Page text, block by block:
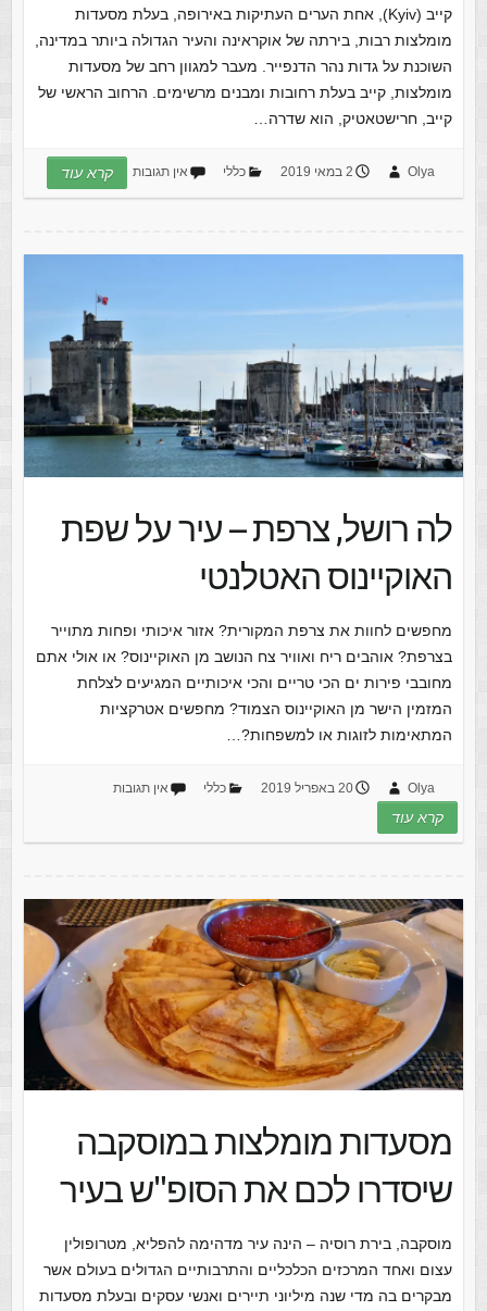
קייב (Kyiv), אחת הערים העתיקות באירופה, בעלת מסעדות
מומלצות רבות, בירתה של אוקראינה והעיר הגדולה ביותר במדינה,
השוכנת על גדות נהר הדנפייר. מעבר למגוון רחב של מסעדות
מומלצות, קייב בעלת רחובות ומבנים מרשימים. הרחוב הראשי של
קייב, חרישטאטיק, הוא שדרה…
Olya 2 במאי 2019 כללי אין תגובות קרא עוד
לה רושל, צרפת – עיר על שפת
האוקיינוס האטלנטי
מחפשים לחוות את צרפת המקורית? אזור איכותי ופחות מתוייר
בצרפת? אוהבים ריח ואוויר צח הנושב מן האוקיינוס? או אולי אתם
מחובבי פירות ים הכי טריים והכי איכותיים המגיעים לצלחת
המזמין הישר מן האוקיינוס הצמוד? מחפשים אטרקציות
המתאימות לזוגות או למשפחות?…
Olya 20 באפריל 2019 כללי אין תגובות
קרא עוד
מסעדות מומלצות במוסקבה
שיסדרו לכם את הסופ"ש בעיר
מוסקבה, בירת רוסיה – הינה עיר מדהימה להפליא, מטרופולין
עצום ואחד המרכזים הכלכליים והתרבותיים הגדולים בעולם אשר
מבקרים בה מדי שנה מיליוני תיירים ואנשי עסקים ובעלת מסעדות